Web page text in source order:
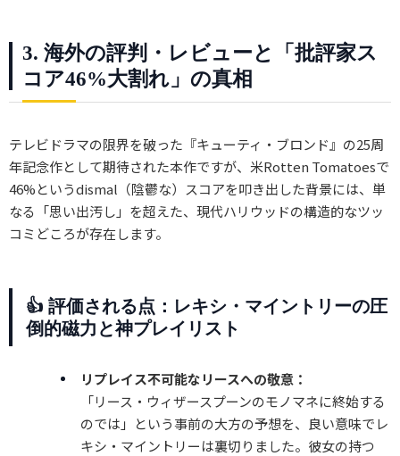
3. 海外の評判・レビューと「批評家ス
コア46%大割れ」の真相
テレビドラマの限界を破った『キューティ・ブロンド』の25周
年記念作として期待された本作ですが、米Rotten Tomatoesで
46%というdismal（陰鬱な）スコアを叩き出した背景には、単
なる「思い出汚し」を超えた、現代ハリウッドの構造的なツッ
コミどころが存在します。
👍 評価される点：レキシ・マイントリーの圧
倒的磁力と神プレイリスト
リプレイス不可能なリースへの敬意：
「リース・ウィザースプーンのモノマネに終始する
のでは」という事前の大方の予想を、良い意味でレ
キシ・マイントリーは裏切りました。彼女の持つ